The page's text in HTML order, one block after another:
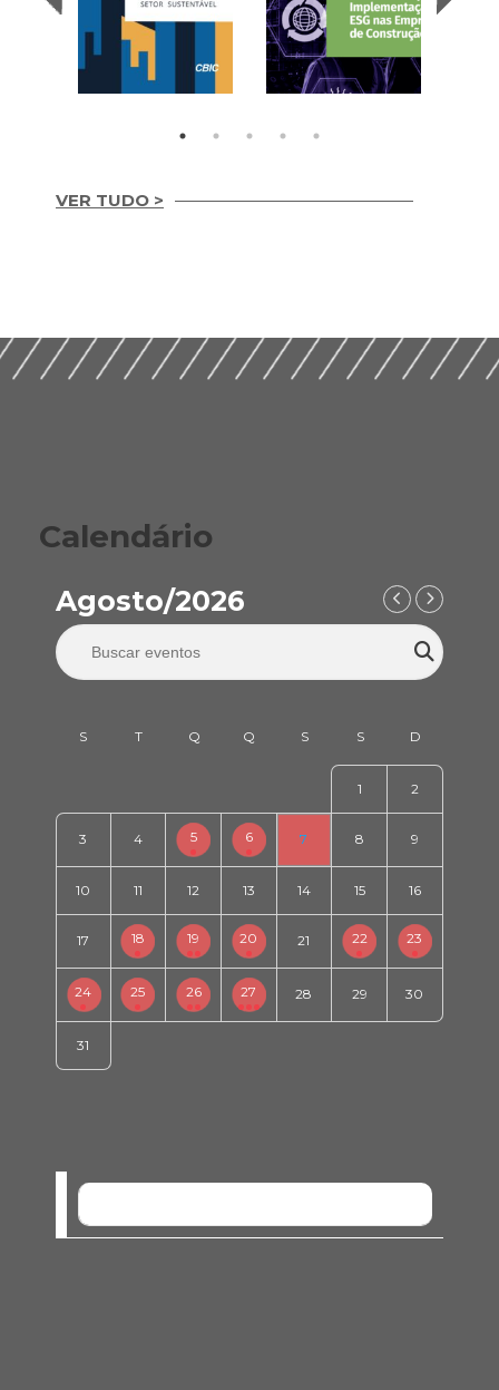
VER TUDO >
Calendário
Agosto/2026
1 2
3 4 5 6 7 8 9
10 11 12 13 14 15 16
17 18 19 20 21 22 23
24 25 26 27 28 29 30
31